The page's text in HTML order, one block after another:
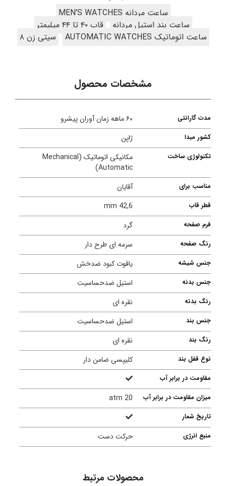
ساعت مردانه MEN'S WATCHES
ساعت بند استیل مردانه
قاب ۴۰ تا ۴۴ میلیمتر
ساعت اتوماتیک AUTOMATIC WATCHES
سیتی زن ۸
مشخصات محصول
مدت گارانتی ۶۰ ماهه زمان آوران پیشرو
کشور مبدا ژاپن
تکنولوژی ساخت
مکانیکی اتوماتیک (Mechanical
Automatic)
مناسب برای آقایان
قطر قاب 42,6 mm
فرم صفحه گرد
رنگ صفحه سرمه ای طرح دار
جنس شیشه یاقوت کبود ضدخش
جنس بدنه استیل ضدحساسیت
رنگ بدنه نقره ای
جنس بند استیل ضدحساسیت
رنگ بند نقره ای
نوع قفل بند کلیپسی ضامن دار
مقاومت در برابر آب
میزان مقاومت در برابر آب
20 atm
تاریخ شمار
منبع انرژی
حرکت دست
محصولات مرتبط